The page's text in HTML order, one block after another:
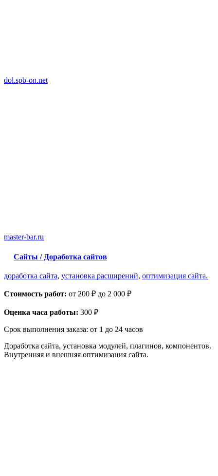
dol.spb-on.net
master-bar.ru
Сайты / Доработка сайтов
доработка сайта, установка расширений, оптимизация сайта.
Стоимость работ: от 200 ₽ до 2 000 ₽
Оценка часа работы: 300 ₽
Срок выполнения заказа: от 1 до 24 часов
Доработка сайта, установка модулей, плагинов, компонентов.
Внутренняя и внешняя оптимизация сайта.